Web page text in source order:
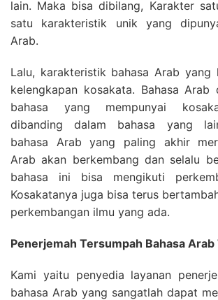
lain. Maka bisa dibilang, Karakter
satu karakteristik unik yang
Arab.
Lalu, karakteristik bahasa Arab yang
kelengkapan kosakata. Bahasa Arab
bahasa yang mempunyai
dibanding dalam bahasa yang
bahasa Arab yang paling akhir
Arab akan berkembang dan selalu
bahasa ini bisa mengikuti
Kosakatanya juga bisa terus
perkembangan ilmu yang ada.
Penerjemah Tersumpah Bahasa Arab
Kami yaitu penyedia layanan
bahasa Arab yang sangatlah dapat